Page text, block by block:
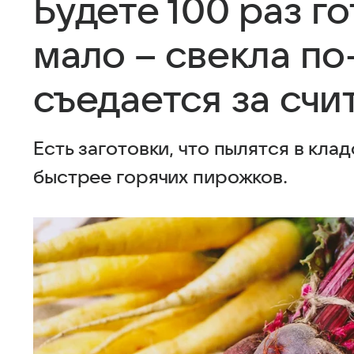
Будете 100 раз
мало – свекла
съедается за
Есть заготовки, что пылятся в
быстрее горячих пирожков.